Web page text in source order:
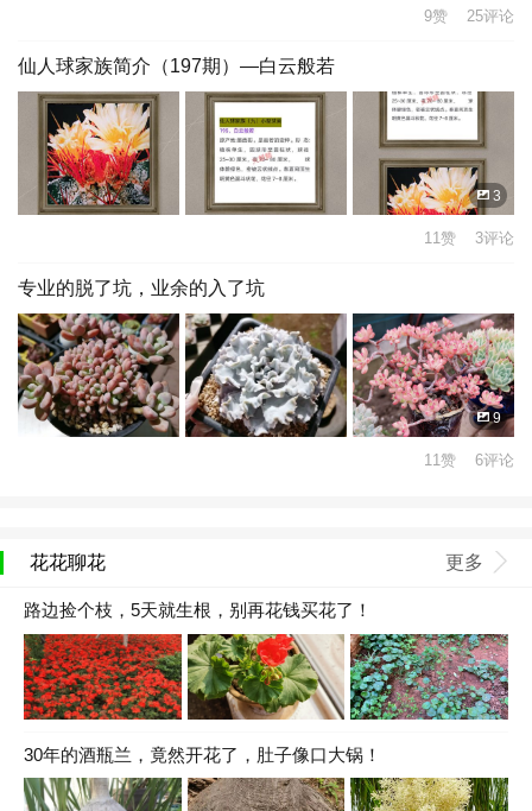
9赞 25评论
仙人球家族简介（197期）—白云般若
3
11赞 3评论
专业的脱了坑，业余的入了坑
9
11赞 6评论
花花聊花 更多
路边捡个枝，5天就生根，别再花钱买花了！
30年的酒瓶兰，竟然开花了，肚子像口大锅！